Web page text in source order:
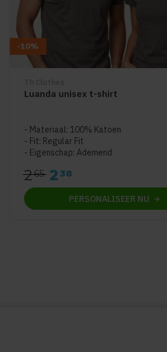
-10%
Luanda unisex t-shirt
Materiaal: 100% Katoen
Fit: Regular Fit
Eigenschap: Ademend
265 2 38
PERSONALISEER NU